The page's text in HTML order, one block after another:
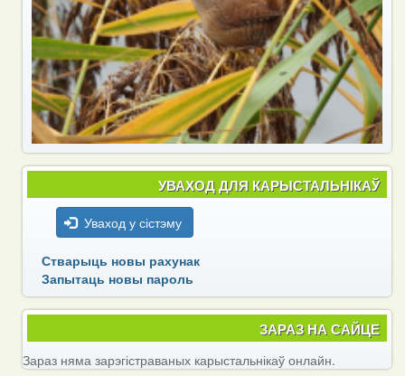
УВАХОД ДЛЯ КАРЫСТАЛЬНІКАЎ
Уваход у сістэму
Стварыць новы рахунак
Запытаць новы пароль
ЗАРАЗ НА САЙЦЕ
Зараз няма зарэгістраваных карыстальнікаў онлайн.